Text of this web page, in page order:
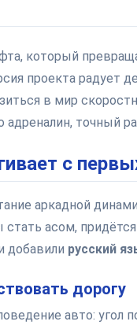
который
проекта радует
в мир
точный
с
аркадной
стать асом,
добавили русский
дорогу
авто: